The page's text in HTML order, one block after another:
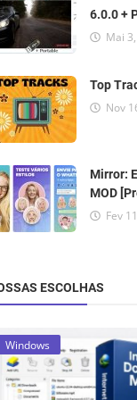
6.0.0 +
Mai
Top
Nov
Mirror:
MOD
Fev
ESCOLHAS
Windows